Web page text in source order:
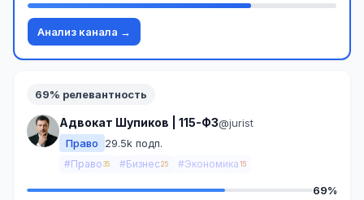
Анализ канала →
69% релевантность
Адвокат Шупиков | 115-ФЗ@jurist
Право
29.5k подп.
#Право 35 #Бизнес 25 #Экономика 15
69%